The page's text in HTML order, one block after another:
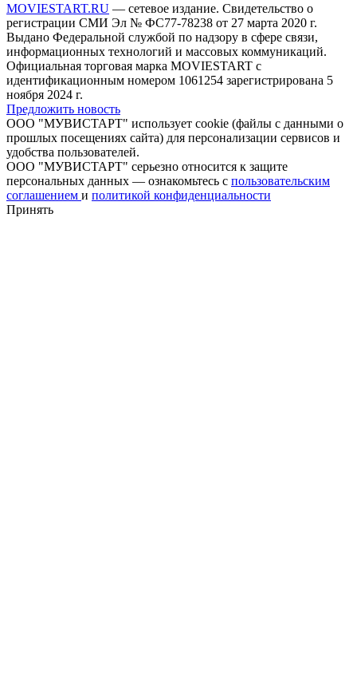
MOVIESTART.RU — сетевое издание. Свидетельство о
регистрации СМИ Эл № ФС77-78238 от 27 марта 2020 г.
Выдано Федеральной службой по надзору в сфере связи,
информационных технологий и массовых коммуникаций.
Официальная торговая марка MOVIESTART с
идентификационным номером 1061254 зарегистрирована 5
ноября 2024 г.
Предложить новость
ООО "МУВИСТАРТ" использует cookie (файлы с данными о
прошлых посещениях сайта) для персонализации сервисов и
удобства пользователей.
ООО "МУВИСТАРТ" серьезно относится к защите
персональных данных — ознакомьтесь с пользовательским
соглашением и политикой конфиденциальности
Принять